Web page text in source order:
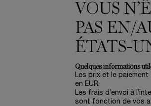
VOUS
PAS EN/
ÉTATS-
Quelques informations
Les prix et le
en EUR.
Les frais d’envoi à
sont fonction de vos